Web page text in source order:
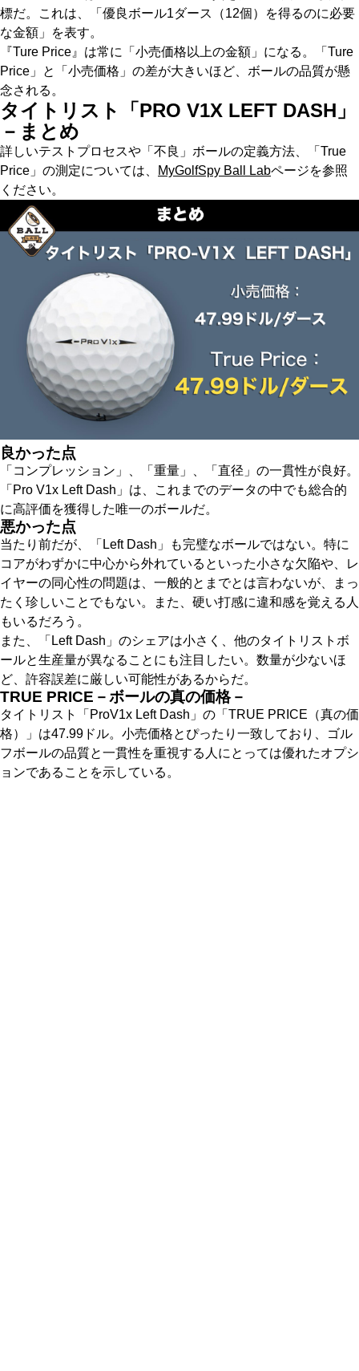
標だ。これは、「優良ボール1ダース（12個）を得るのに必要
な金額」を表す。
『Ture Price』は常に「小売価格以上の金額」になる。「Ture
Price」と「小売価格」の差が大きいほど、ボールの品質が懸
念される。
タイトリスト「PRO V1X LEFT DASH」
－まとめ
詳しいテストプロセスや「不良」ボールの定義方法、「True
Price」の測定については、
MyGolfSpy Ball Labページを参照
ください。
良かった点
「コンプレッション」、「重量」、「直径」の一貫性が良好。
「Pro V1x Left Dash」は、これまでのデータの中でも総合的
に高評価を獲得した唯一のボールだ。
悪かった点
当たり前だが、「Left Dash」も完璧なボールではない。特に
コアがわずかに中心から外れているといった小さな欠陥や、レ
イヤーの同心性の問題は、一般的とまでとは言わないが、まっ
たく珍しいことでもない。また、硬い打感に違和感を覚える人
もいるだろう。
また、「Left Dash」のシェアは小さく、他のタイトリストボ
ールと生産量が異なることにも注目したい。数量が少ないほ
ど、許容誤差に厳しい可能性があるからだ。
TRUE PRICE－ボールの真の価格－
タイトリスト「ProV1x Left Dash」の「TRUE PRICE（真の価
格）」は47.99ドル。小売価格とぴったり一致しており、ゴル
フボールの品質と一貫性を重視する人にとっては優れたオプシ
ョンであることを示している。